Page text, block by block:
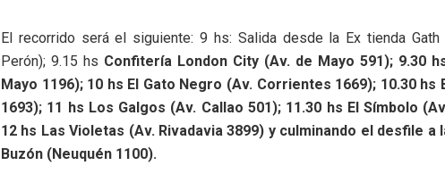
El recorrido será el siguiente: 9 hs: Salida desde la Ex tienda
Perón); 9.15 hs Confitería London City (Av. de Mayo 591); 9.30
Mayo 1196); 10 hs El Gato Negro (Av. Corrientes 1669); 10.30 hs
1693); 11 hs Los Galgos (Av. Callao 501); 11.30 hs El Símbolo
12 hs Las Violetas (Av. Rivadavia 3899) y culminando el desfile a
Buzón (Neuquén 1100).